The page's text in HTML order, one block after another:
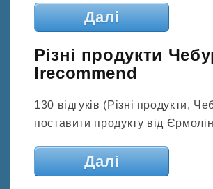
Далі
Різні продукти
Irecommend
130 відгуків (Різні продукти,
поставити продукту від
Далі